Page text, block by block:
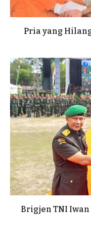
Pria yang
Brigjen TNI